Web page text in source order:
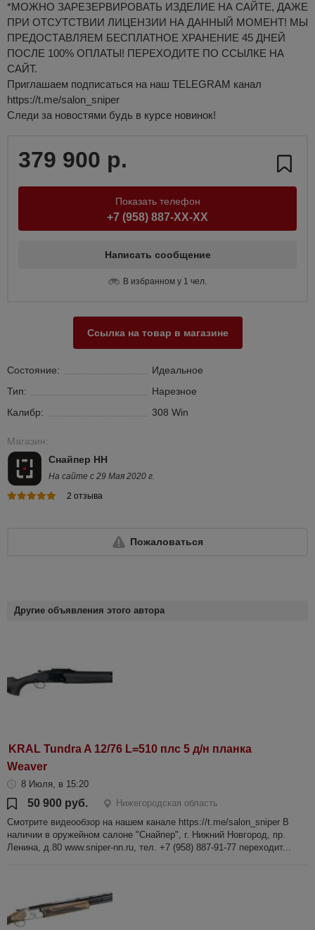
*МОЖНО ЗАРЕЗЕРВИРОВАТЬ ИЗДЕЛИЕ НА САЙТЕ, ДАЖЕ
ПРИ ОТСУТСТВИИ ЛИЦЕНЗИИ НА ДАННЫЙ МОМЕНТ! МЫ
ПРЕДОСТАВЛЯЕМ БЕСПЛАТНОЕ ХРАНЕНИЕ 45 ДНЕЙ
ПОСЛЕ 100% ОПЛАТЫ! ПЕРЕХОДИТЕ ПО ССЫЛКЕ НА
САЙТ.
Приглашаем подписаться на наш TELEGRAM канал
https://t.me/salon_sniper
Следи за новостями будь в курсе новинок!
379 900 р.
Показать телефон
+7 (958) 887-XX-XX
Написать сообщение
В избранном у 1 чел.
Ссылка на товар в магазине
Состояние:
Идеальное
Тип:
Нарезное
Калибр:
308 Win
Магазин:
Снайпер НН
На сайте с 29 Мая 2020 г.
2 отзыва
Пожаловаться
Другие объявления этого автора
KRAL Tundra A 12/76 L=510 плс 5 д/н планка
Weaver
8 Июля, в 15:20
50 900 руб.
Нижегородская область
Смотрите видеообзор на нашем канале https://t.me/salon_sniper В
наличии в оружейном салоне "Снайпер", г. Нижний Новгород, пр.
Ленина, д.80 www.sniper-nn.ru, тел. +7 (958) 887-91-77 переходит...